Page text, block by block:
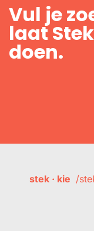
Vul je
laat
doen.
stek · kie /